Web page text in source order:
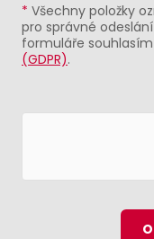
* Všechny položky
pro správné
formuláře
(GDPR).